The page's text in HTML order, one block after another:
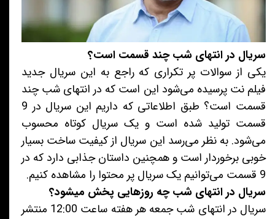
سریال در انتهای شب چند قسمت است؟
یکی از سوالات پر تکراری که راجع به این سریال جدید
فیلم نت پرسیده می‌شود این است که در انتهای شب چند
قسمت است؟ طبق اطلاعاتی که داریم این سریال در 9
قسمت تولید شده است و یک سریال کوتاه محسوب
می‌شود. به نظر می‌رسد این سریال از کیفیت ساخت بسیار
خوبی برخوردار است و همچنین داستان جذابی دارد که در
9 قسمت می‌توانیم یک سریال پر محتوا را مشاهده کنیم.
سریال در انتهای شب چه روزهایی پخش میشود؟
سریال در انتهای شب جمعه هر هفته ساعت 12:00 منتشر